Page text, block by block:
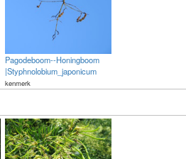
Pagodeboom--Honingboom
|Styphnolobium_japonicum
kenmerk